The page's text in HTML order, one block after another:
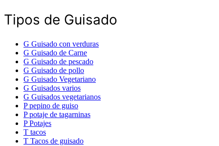
Tipos de Guisado
G Guisado con verduras
G Guisado de Carne
G Guisado de pescado
G Guisado de pollo
G Guisado Vegetariano
G Guisados varios
G Guisados vegetarianos
P pepino de guiso
P potaje de tagarninas
P Potajes
T tacos
T Tacos de guisado